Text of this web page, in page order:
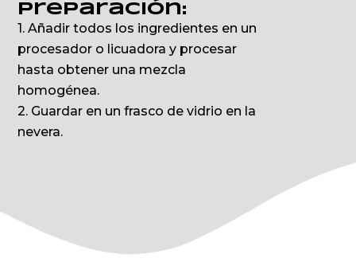
Preparación:
1. Añadir todos los ingredientes en un
procesador o licuadora y procesar
hasta obtener una mezcla
homogénea.
2. Guardar en un frasco de vidrio en la
nevera.